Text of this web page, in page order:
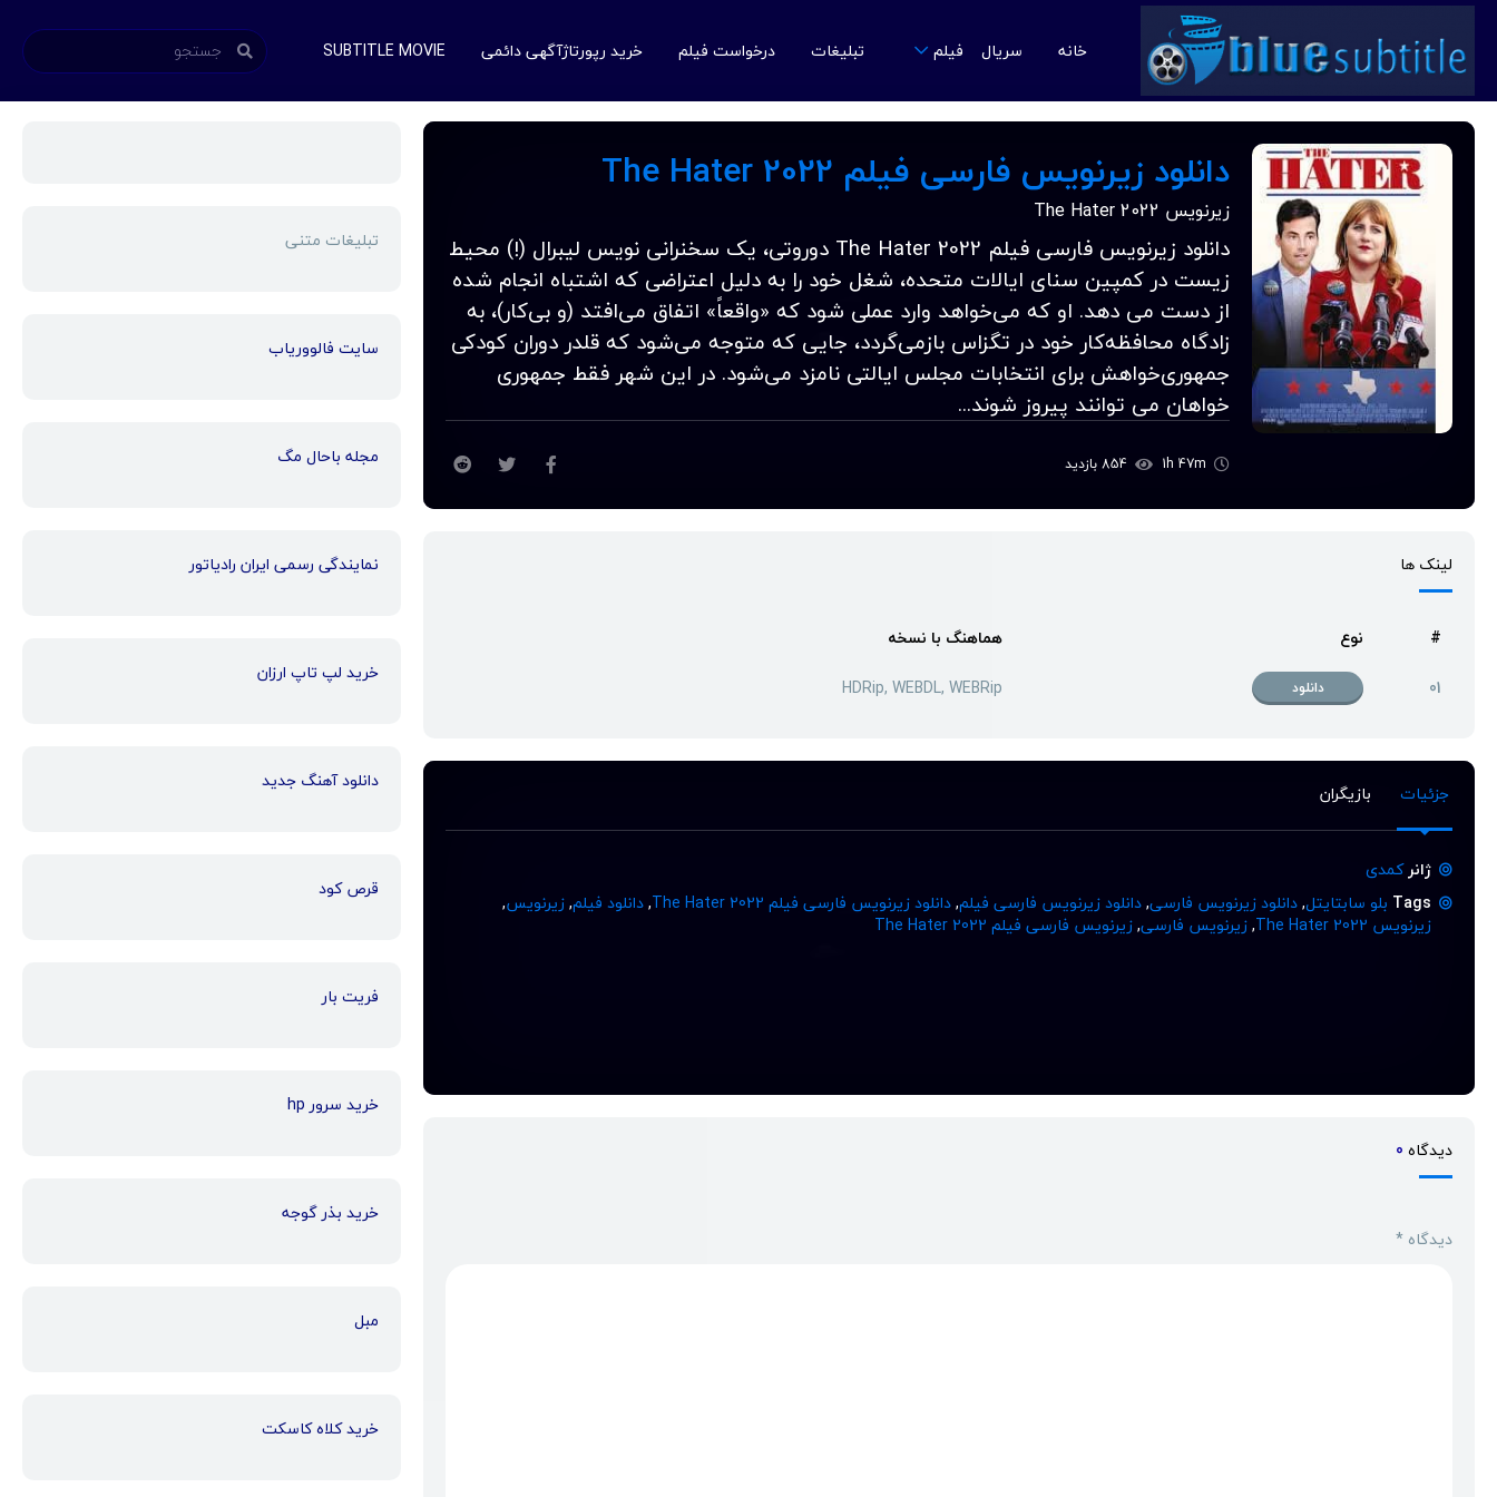
خانه سریال فیلم تبلیغات درخواست فیلم خرید رپورتاژآگهی دائمی SUBTITLE MOVIE
دانلود زیرنویس فارسی فیلم The Hater 2022
زیرنویس The Hater 2022
دانلود زیرنویس فارسی فیلم The Hater 2022 دوروتی، یک سخنرانی نویس لیبرال (!) محیط
زیست در کمپین سنای ایالات متحده، شغل خود را به دلیل اعتراضی که اشتباه انجام شده
از دست می دهد. او که می‌خواهد وارد عملی شود که «واقعاً» اتفاق می‌افتد (و بی‌کار)، به
زادگاه محافظه‌کار خود در تگزاس بازمی‌گردد، جایی که متوجه می‌شود که قلدر دوران کودکی
جمهوری‌خواهش برای انتخابات مجلس ایالتی نامزد می‌شود. در این شهر فقط جمهوری
خواهان می توانند پیروز شوند...
لینک ها
# نوع
هماهنگ با نسخه
01
دانلود HDRip, WEBDL, WEBRip
جزئیات بازیگران
ژانرکمدی
Tags بلو سابتایتل,دانلود زیرنویس فارسی,دانلود زیرنویس فارسی فیلم,دانلود زیرنویس فارسی فیلم The Hater 2022 ,دانلود فیلم,زیرنویس,
زیرنویس The Hater 2022
,زیرنویس فارسی,زیرنویس فارسی فیلم The Hater 2022
دیدگاه 0
دیدگاه *
تبلیغات متنی
سایت فالووریاب
مجله باحال مگ
نمایندگی رسمی ایران رادیاتور
خرید لپ تاپ ارزان
دانلود آهنگ جدید
قرص کود
فریت بار
خرید سرور hp
خرید بذر گوجه
مبل
خرید کلاه کاسکت